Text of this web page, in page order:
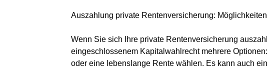
Auszahlung private Rentenversicherung: Möglichkeiten
Wenn Sie sich Ihre private Rentenversicherung
eingeschlossenem Kapitalwahlrecht mehrere
oder eine lebenslange Rente wählen. Es kann auch